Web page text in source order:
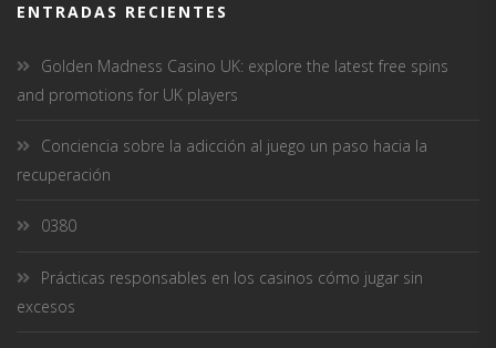
ENTRADAS RECIENTES
Golden Madness Casino UK: explore the latest free spins
and promotions for UK players
Conciencia sobre la adicción al juego un paso hacia la
recuperación
0380
Prácticas responsables en los casinos cómo jugar sin
excesos